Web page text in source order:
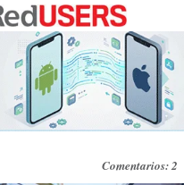
Comentarios: 2